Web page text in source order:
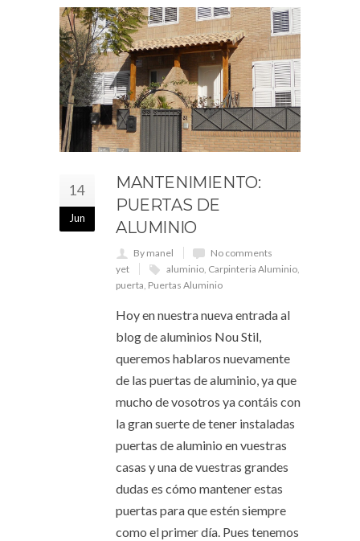
14
Jun
MANTENIMIENTO:
PUERTAS DE
ALUMINIO
By manel
No comments
yet
aluminio Carpinteria Aluminio
puerta Puertas Aluminio
Hoy en nuestra nueva entrada al
blog de aluminios Nou Stil,
queremos hablaros nuevamente
de las puertas de aluminio, ya que
mucho de vosotros ya contáis con
la gran suerte de tener instaladas
puertas de aluminio en vuestras
casas y una de vuestras grandes
dudas es cómo mantener estas
puertas para que estén siempre
como el primer día. Pues tenemos